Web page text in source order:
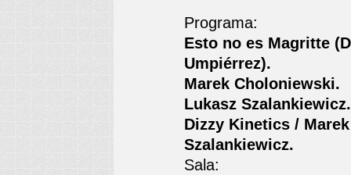
Programa:
Esto no es Magritte
Umpiérrez).
Marek Choloniewski.
Lukasz Szalankiewicz.
Dizzy Kinetics /
Szalankiewicz.
Sala: